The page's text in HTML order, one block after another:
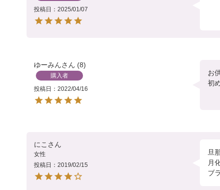
投稿日
2025/01/07
ゆーみん 8
購入者
投稿日
2022/04/16
お
初
にこ
女性
投稿日
2019/02/15
旦
月
ブ